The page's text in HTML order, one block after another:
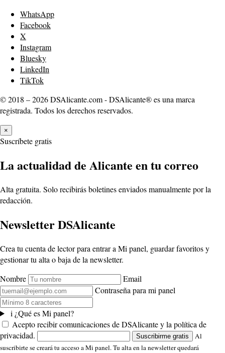
WhatsApp
Facebook
X
Instagram
Bluesky
LinkedIn
TikTok
© 2018 – 2026 DSAlicante.com - DSAlicante® es una marca
registrada. Todos los derechos reservados.
×
Suscríbete gratis
La actualidad de Alicante en tu correo
Alta gratuita. Solo recibirás boletines enviados manualmente por la
redacción.
Newsletter DSAlicante
Crea tu cuenta de lector para entrar a Mi panel, guardar favoritos y
gestionar tu alta o baja de la newsletter.
Nombre
Email
Contraseña para mi panel
i ¿Qué es Mi panel?
Acepto recibir comunicaciones de DSAlicante y la política de
privacidad.
Suscribirme gratis
Al
suscribirte se creará tu acceso a Mi panel. Tu alta en la newsletter quedará